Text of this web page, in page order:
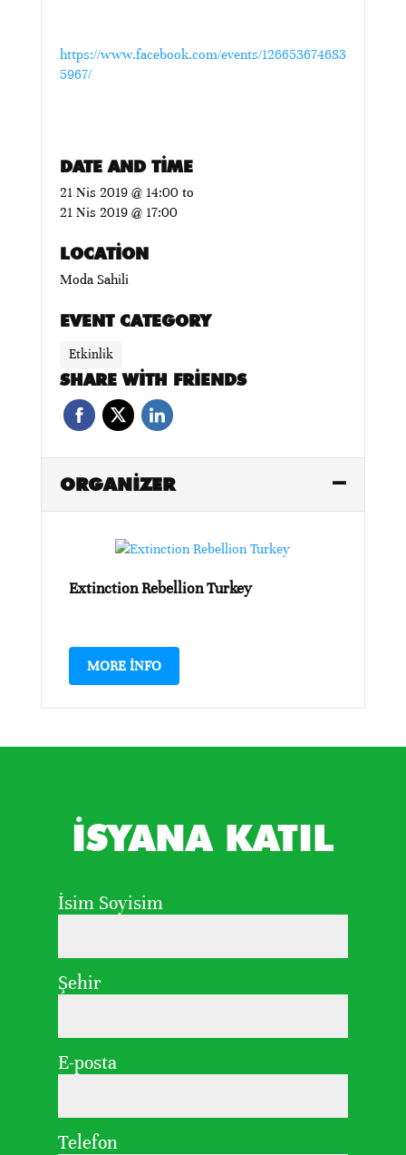
https://www.facebook.com/events/126653674683
5967/
DATE AND TIME
21 Nis 2019 @ 14:00 to
21 Nis 2019 @ 17:00
LOCATION
Moda Sahili
EVENT CATEGORY
Etkinlik
SHARE WITH FRIENDS
ORGANIZER
Extinction Rebellion Turkey
MORE INFO
İSYANA KATIL
İsim Soyisim
Şehir
E-posta
Telefon